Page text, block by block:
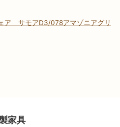
ア サモアD3/078アマゾニアグリ
家具